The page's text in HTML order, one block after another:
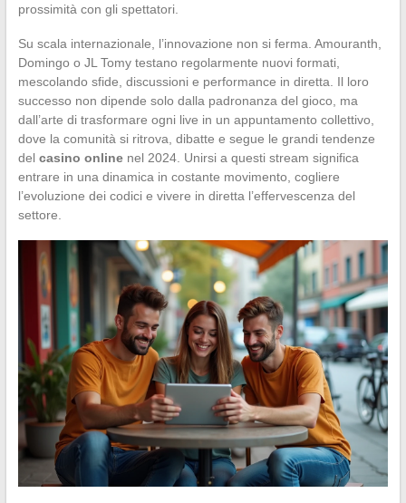
prossimità con gli spettatori.
Su scala internazionale, l’innovazione non si ferma. Amouranth,
Domingo o JL Tomy testano regolarmente nuovi formati,
mescolando sfide, discussioni e performance in diretta. Il loro
successo non dipende solo dalla padronanza del gioco, ma
dall’arte di trasformare ogni live in un appuntamento collettivo,
dove la comunità si ritrova, dibatte e segue le grandi tendenze
del casino onlinenel 2024. Unirsi a questi stream significa
entrare in una dinamica in costante movimento, cogliere
l’evoluzione dei codici e vivere in diretta l’effervescenza del
settore.